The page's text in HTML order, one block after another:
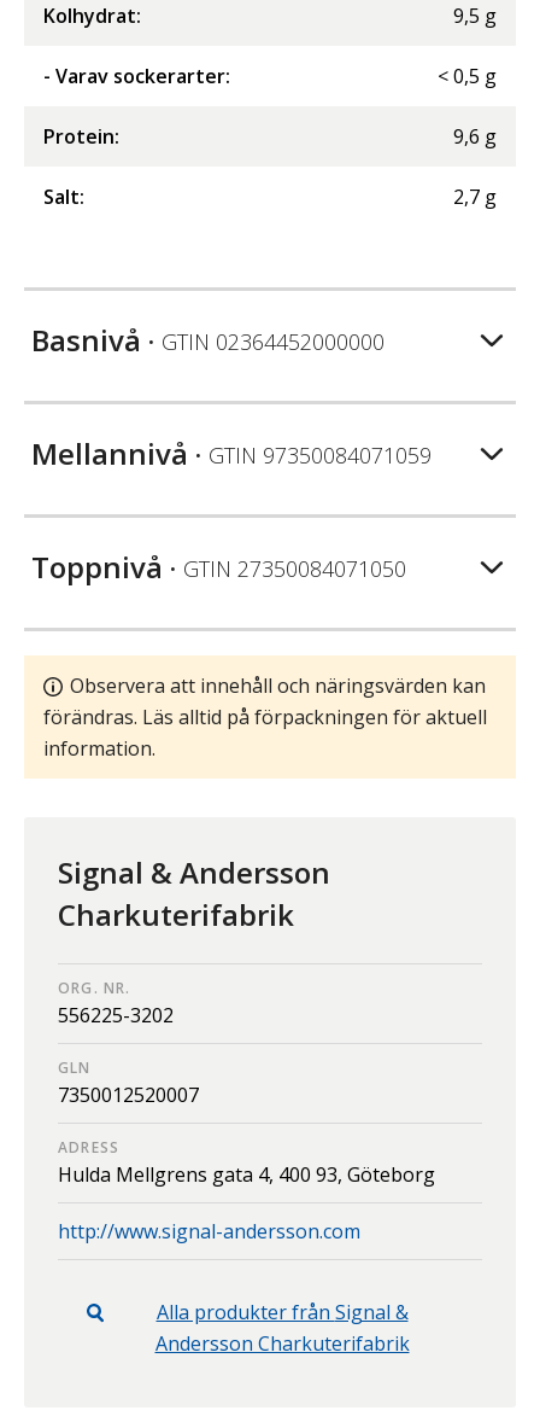
Kolhydrat: 9,5 g
- Varav sockerarter: <0,5 g
Protein: 9,6 g
Salt: 2,7 g
Basnivå • GTIN 02364452000000
Mellannivå • GTIN 97350084071059
Toppnivå • GTIN 27350084071050
Observera att innehåll och näringsvärden kan
förändras. Läs alltid på förpackningen för aktuell
information.
Signal & Andersson
Charkuterifabrik
ORG. NR.
556225-3202
GLN
7350012520007
ADRESS
Hulda Mellgrens gata 4, 400 93, Göteborg
http://www.signal-andersson.com
Alla produkter från Signal &
Andersson Charkuterifabrik